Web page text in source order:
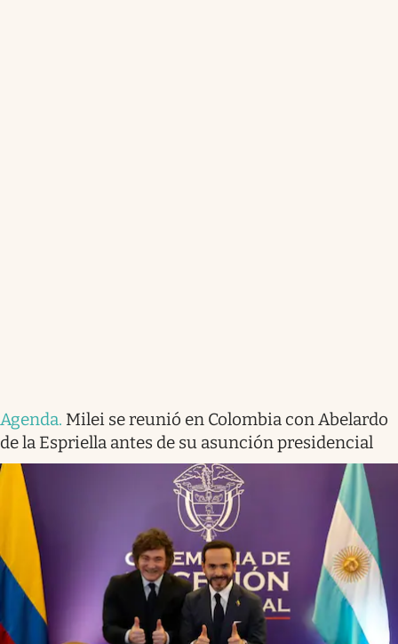
Agenda. Milei se reunió en Colombia con Abelardo
de la Espriella antes de su asunción presidencial